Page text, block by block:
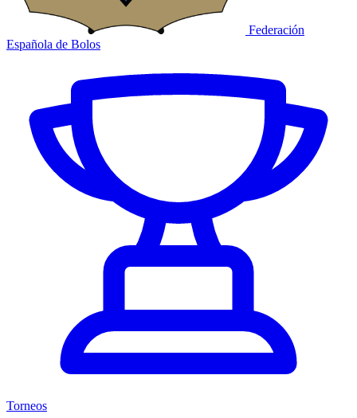
Federación
Española de Bolos
Torneos